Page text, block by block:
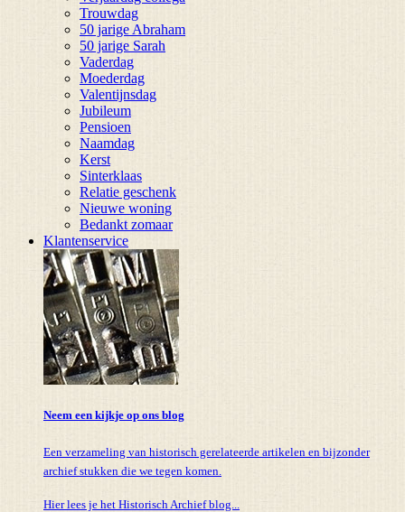
Trouwdag
50 jarige Abraham
50 jarige Sarah
Vaderdag
Moederdag
Valentijnsdag
Jubileum
Pensioen
Naamdag
Kerst
Sinterklaas
Relatie geschenk
Nieuwe woning
Bedankt zomaar
Klantenservice
Neem een kijkje op ons blog
Een verzameling van historisch gerelateerde artikelen en bijzonder
archief stukken die we tegen komen.
Hier lees je het Historisch Archief blog...